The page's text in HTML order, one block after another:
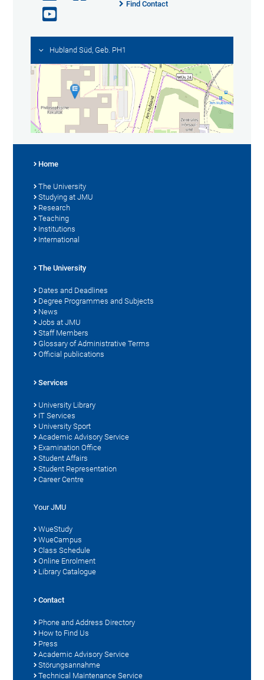
Find Contact
Hubland Süd, Geb. PH1
Home
The University
Studying at JMU
Research
Teaching
Institutions
International
The University
Dates and Deadlines
Degree Programmes and Subjects
News
Jobs at JMU
Staff Members
Glossary of Administrative Terms
Official publications
Services
University Library
IT Services
University Sport
Academic Advisory Service
Examination Office
Student Affairs
Student Representation
Career Centre
Your JMU
WueStudy
WueCampus
Class Schedule
Online Enrolment
Library Catalogue
Contact
Phone and Address Directory
How to Find Us
Press
Academic Advisory Service
Störungsannahme
Technical Maintenance Service